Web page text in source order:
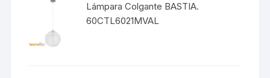
Lámpara Colgante BASTIA.
60CTL6021MVAL